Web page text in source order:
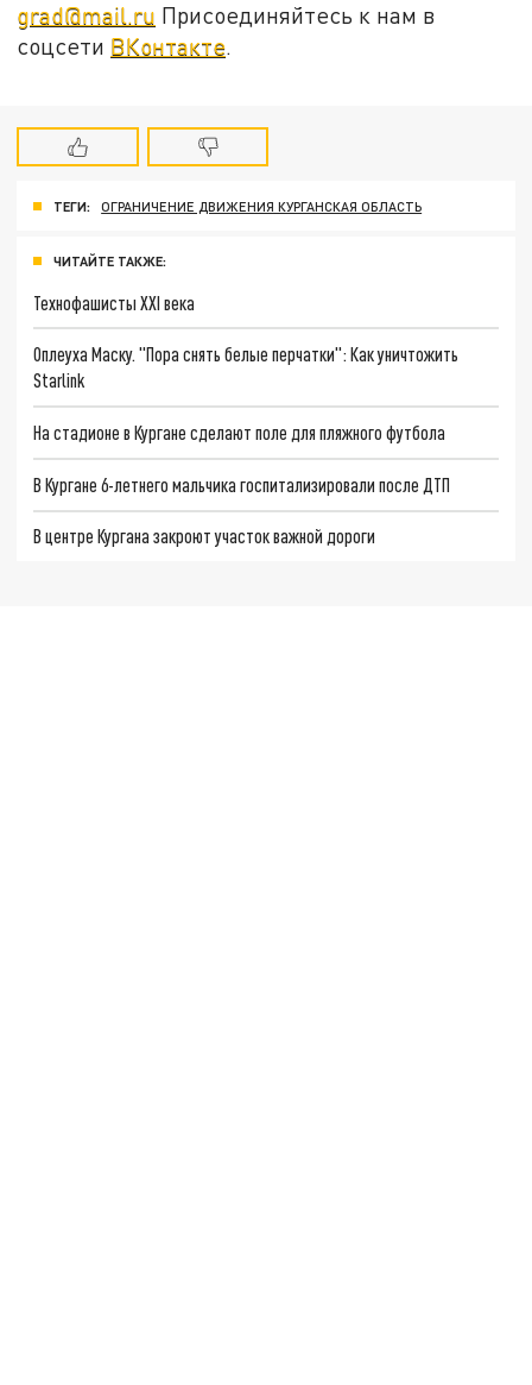
grad@mail.ru Присоединяйтесь к нам в
соцсети ВКонтакте.
ТЕГИ: ОГРАНИЧЕНИЕ ДВИЖЕНИЯ КУРГАНСКАЯ ОБЛАСТЬ
ЧИТАЙТЕ ТАКЖЕ:
Технофашисты XXI века
Оплеуха Маску. "Пора снять белые перчатки": Как уничтожить
Starlink
На стадионе в Кургане сделают поле для пляжного футбола
В Кургане 6-летнего мальчика госпитализировали после ДТП
В центре Кургана закроют участок важной дороги